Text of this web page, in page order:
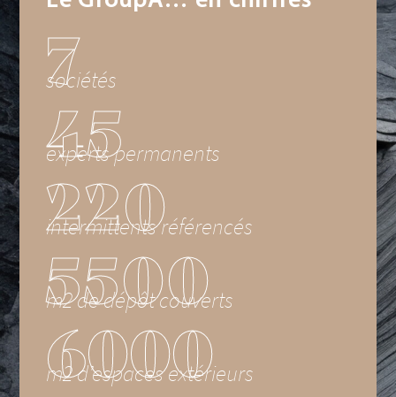
7
sociétés
45
experts permanents
220
intermittents référencés
5500
m2de dépôt couverts
6000
m2 d’espaces extérieurs